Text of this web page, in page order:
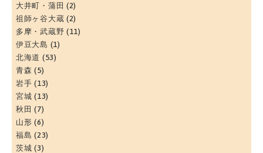
大井町・蒲田 (2)
祖師ヶ谷大蔵 (2)
多摩・武蔵野 (11)
伊豆大島 (1)
北海道 (53)
青森 (5)
岩手 (13)
宮城 (13)
秋田 (7)
山形 (6)
福島 (23)
茨城 (3)